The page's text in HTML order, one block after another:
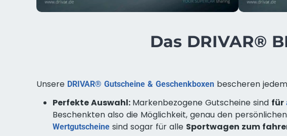
Das DRIVAR®
Unsere DRIVAR® Gutscheine & Geschenkboxen bescheren
Perfekte Auswahl: Markenbezogene Gutscheine sind für
Beschenkten also die Möglichkeit, genau den persönlichen
Wertgutscheine sind sogar für alle Sportwagen zum